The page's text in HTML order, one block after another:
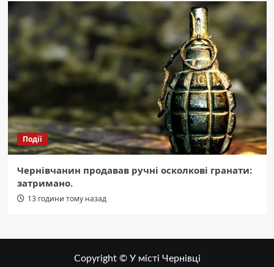
Події
Чернівчанин продавав ручні осколкові гранати:
затримано.
13 години тому назад
Copyright © У місті Чернівці